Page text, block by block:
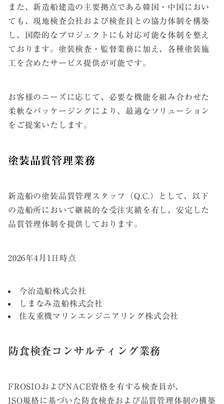
また、新造船建造の主要拠点である韓国・中国におい
ても、現地検査会社および検査員との協力体制を構築
し、国際的なプロジェクトにも対応可能な体制を整え
ております。塗装検査・監督業務に加え、各種塗装施
工を含めたサービス提供が可能です。
お客様のニーズに応じて、必要な機能を組み合わせた
柔軟なパッケージングにより、最適なソリューション
をご提案いたします。
塗装品質管理業務
新造船の塗装品質管理スタッフ（Q.C.）として、以下
の造船所において継続的な受注実績を有し、安定した
品質管理体制を提供しております。
2026年4月1日時点
今治造船株式会社
しまなみ造船株式会社
住友重機マリンエンジニアリング株式会社
防食検査コンサルティング業務
FROSIOおよびNACE資格を有する検査員が、
ISO規格に基づいた防食検査および品質管理体制の構築